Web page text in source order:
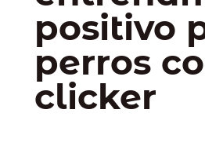
positivo
perros
clicker